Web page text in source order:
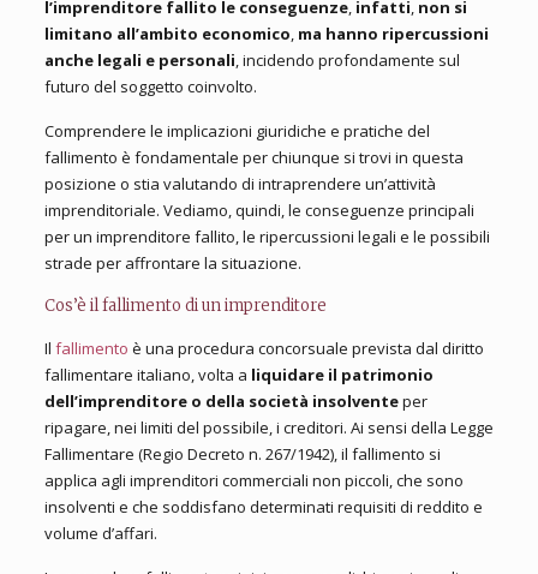
l’imprenditore fallito le conseguenze, infatti,non si
limitano all’ambito economico,ma hanno ripercussioni
anche legali e personali, incidendo profondamente sul
futuro del soggetto coinvolto.
Comprendere le implicazioni giuridiche e pratiche del
fallimento è fondamentale per chiunque si trovi in questa
posizione o stia valutando di intraprendere un’attività
imprenditoriale. Vediamo, quindi, le conseguenze principali
per un imprenditore fallito, le ripercussioni legali e le possibili
strade per affrontare la situazione.
Cos’è il fallimento di un imprenditore
Il fallimento è una procedura concorsuale prevista dal diritto
fallimentare italiano, volta a liquidare il patrimonio
dell’imprenditore o della società insolventeper
ripagare, nei limiti del possibile, i creditori. Ai sensi della Legge
Fallimentare (Regio Decreto n. 267/1942), il fallimento si
applica agli imprenditori commerciali non piccoli, che sono
insolventi e che soddisfano determinati requisiti di reddito e
volume d’affari.